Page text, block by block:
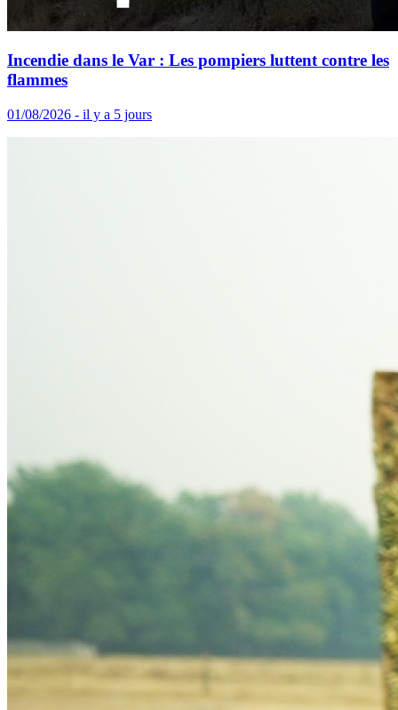
Incendie dans le Var : Les pompiers luttent contre les
flammes
01/08/2026 - il y a 5 jours